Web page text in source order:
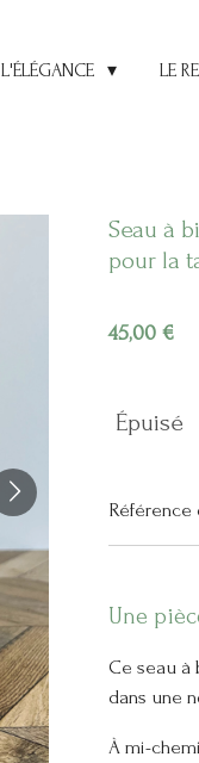
L'ÉLÉGANCE LE
Seau à
pour la
45,00 €
Épuisé
Référence
Une
Ce seau à
dans une
À mi-